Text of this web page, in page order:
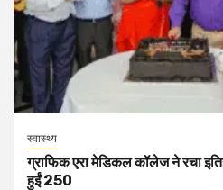
स्वास्थ्य
ग्राफिक एरा मेडिकल कॉलेज ने रचा
हुईं 250